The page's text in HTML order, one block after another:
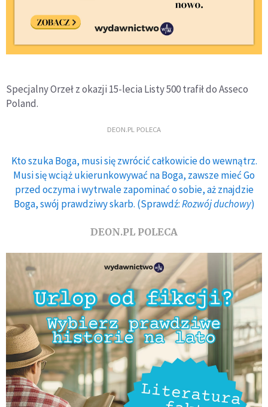
Specjalny Orzeł z okazji 15-lecia Listy 500 trafił do Asseco
Poland.
DEON.PL POLECA
Kto szuka Boga, musi się zwrócić całkowicie do wewnątrz.
Musi się wciąż ukierunkowywać na Boga, zawsze mieć Go
przed oczyma i wytrwale zapominać o sobie, aż znajdzie
Boga, swój prawdziwy skarb. (Sprawdź:Rozwój duchowy)
DEON.PL POLECA